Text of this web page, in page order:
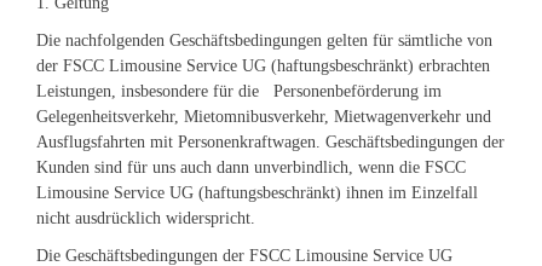
Die nachfolgenden Geschäftsbedingungen gelten für sämtliche von
der FSCC Limousine Service UG (haftungsbeschränkt) erbrachten
Leistungen, insbesondere für die Personenbeförderung im
Gelegenheitsverkehr, Mietomnibusverkehr, Mietwagenverkehr und
Ausflugsfahrten mit Personenkraftwagen. Geschäftsbedingungen der
Kunden sind für uns auch dann unverbindlich, wenn die FSCC
Limousine Service UG (haftungsbeschränkt) ihnen im Einzelfall
nicht ausdrücklich widerspricht.
Die Geschäftsbedingungen der FSCC Limousine Service UG